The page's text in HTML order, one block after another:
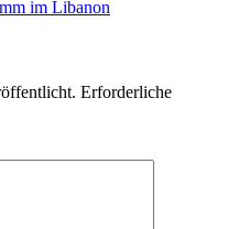
im Libanon
Erforderliche